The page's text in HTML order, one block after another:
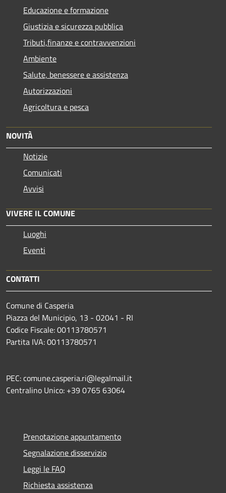
Educazione e formazione
Giustizia e sicurezza pubblica
Tributi,finanze e contravvenzioni
Ambiente
Salute, benessere e assistenza
Autorizzazioni
Agricoltura e pesca
NOVITÀ
Notizie
Comunicati
Avvisi
VIVERE IL COMUNE
Luoghi
Eventi
CONTATTI
Comune di Casperia
Piazza del Municipio, 13 - 02041 - RI
Codice Fiscale: 00113780571
Partita IVA: 00113780571
PEC: comune.casperia.ri@legalmail.it
Centralino Unico: +39 0765 63064
Prenotazione appuntamento
Segnalazione disservizio
Leggi le FAQ
Richiesta assistenza